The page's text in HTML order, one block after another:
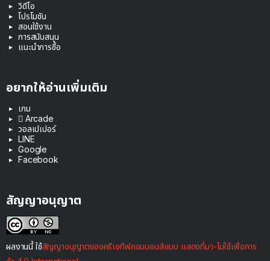
วิดีโอ
โปรโมชัน
สอนใช้งาน
การสนับสนุน
แนะนำการซื้อ
อยากให้อ่านเพิ่มเติม
เกม
 Arcade
วอลเปเปอร์
LINE
Google
Facebook
สัญญาอนุญาต
ผลงานนี้ ใช้สัญญาอนุญาตของครีเอทีฟคอมมอนส์แบบ แสดงที่มา-ไม่ใช้เพื่อการ